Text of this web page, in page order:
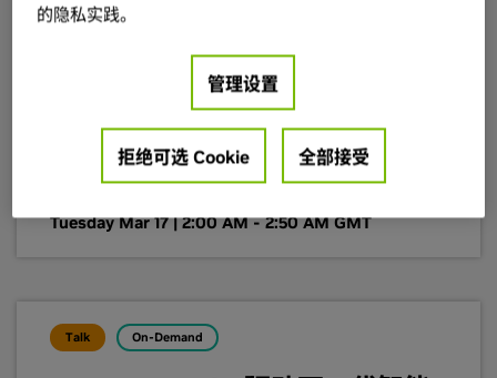
DRIVE Hyperion platform, and ecosystem
mobility providers, and robotaxi companies.
婧文 陈| 智能座舱负责人 | 火山引擎
从本地化模型开发与工程化部署、推理，展开讨论
AI 座舱助手应用的发展
Add to Schedule (opens in a new tab)
Tuesday Mar 17 | 2:00 AM - 2:50 AM GMT
Talk On-Demand
的隐私实践。
管理设置
拒绝可选 Cookie 全部接受